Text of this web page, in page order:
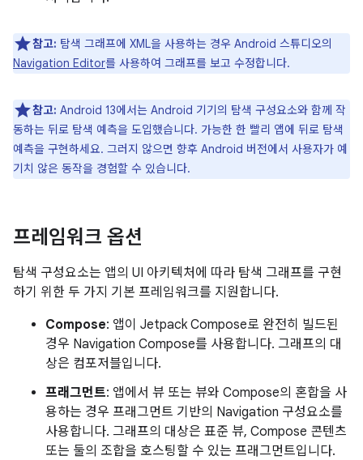
참고: 탐색 그래프에 XML을 사용하는 경우 Android 스튜디오의
Navigation Editor를 사용하여 그래프를 보고 수정합니다.
참고: Android 13에서는 Android 기기의 탐색 구성요소와 함께 작
동하는 뒤로 탐색 예측을 도입했습니다. 가능한 한 빨리 앱에 뒤로 탐색
예측을 구현하세요. 그러지 않으면 향후 Android 버전에서 사용자가 예
기치 않은 동작을 경험할 수 있습니다.
프레임워크 옵션
탐색 구성요소는 앱의 UI 아키텍처에 따라 탐색 그래프를 구현
하기 위한 두 가지 기본 프레임워크를 지원합니다.
Compose: 앱이 Jetpack Compose로 완전히 빌드된
경우 Navigation Compose를 사용합니다. 그래프의 대
상은 컴포저블입니다.
프래그먼트: 앱에서 뷰 또는 뷰와 Compose의 혼합을 사
용하는 경우 프래그먼트 기반의 Navigation 구성요소를
사용합니다. 그래프의 대상은 표준 뷰, Compose 콘텐츠
또는 둘의 조합을 호스팅할 수 있는 프래그먼트입니다.